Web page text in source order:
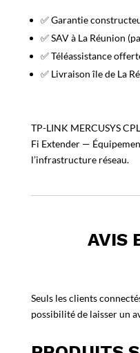
✅ Garantie
✅ SAV à La Réunion
✅ Téléassistance
✅ Livraison île de La
TP-LINK MERCUSYS
Fi Extender —
l’infrastructure réseau.
AVIS
Seuls les clients
possibilité de laisser un